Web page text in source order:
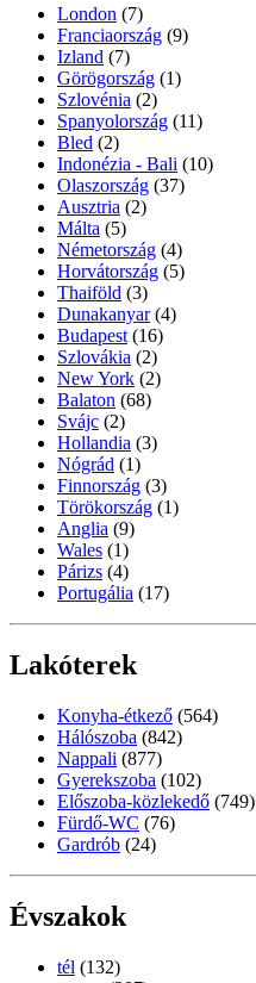
London (7)
Franciaország (9)
Izland (7)
Görögország (1)
Szlovénia (2)
Spanyolország (11)
Bled (2)
Indonézia - Bali (10)
Olaszország (37)
Ausztria (2)
Málta (5)
Németország (4)
Horvátország (5)
Thaiföld (3)
Dunakanyar (4)
Budapest (16)
Szlovákia (2)
New York (2)
Balaton (68)
Svájc (2)
Hollandia (3)
Nógrád (1)
Finnország (3)
Törökország (1)
Anglia (9)
Wales (1)
Párizs (4)
Portugália (17)
Lakóterek
Konyha-étkező (564)
Hálószoba (842)
Nappali (877)
Gyerekszoba (102)
Előszoba-közlekedő (749)
Fürdő-WC (76)
Gardrób (24)
Évszakok
tél (132)